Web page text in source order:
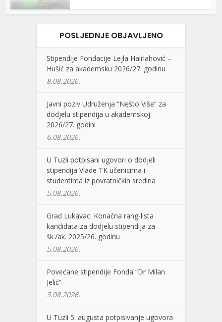
POSLJEDNJE OBJAVLJENO
Stipendije Fondacije Lejla Hairlahović –
Hušić za akademsku 2026/27. godinu
8.08.2026.
Javni poziv Udruženja “Nešto Više” za
dodjelu stipendija u akademskoj
2026/27. godini
6.08.2026.
U Tuzli potpisani ugovori o dodjeli
stipendija Vlade TK učenicima i
studentima iz povratničkih sredina
5.08.2026.
Grad Lukavac: Konačna rang-lista
kandidata za dodjelu stipendija za
šk./ak. 2025/26. godinu
5.08.2026.
Povećane stipendije Fonda “Dr Milan
Jelić”
3.08.2026.
U Tuzli 5. augusta potpisivanje ugovora